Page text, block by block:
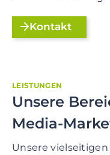
Kontakt
LEISTUNGEN
Unsere
Media-
Unsere